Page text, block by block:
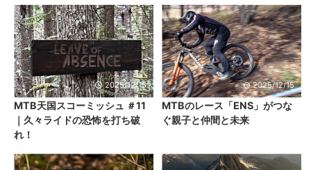
2025/12/15
MTB天国スコーミッシュ ＃11
｜久々ライドの恐怖を打ち破
れ！
2025/12/15
MTBのレース「ENS」がつな
ぐ親子と仲間と未来